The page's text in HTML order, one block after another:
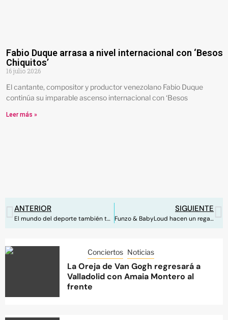
Fabio Duque arrasa a nivel internacional con ‘Besos
Chiquitos’
16 julio 2026
El cantante, compositor y productor venezolano Fabio Duque
continúa su imparable ascenso internacional con ‘Besos
Leer más »
ANTERIOR
El mundo del deporte también te anima a que te quedes en casa
SIGUIENTE
Funzo & BabyLoud hacen un regalo a sus seguidores con su “nuevo” tema
Conciertos Noticias
La Oreja de Van Gogh regresará a
Valladolid con Amaia Montero al
frente